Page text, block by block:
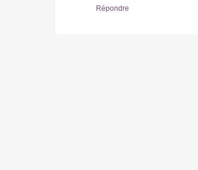
Répondre